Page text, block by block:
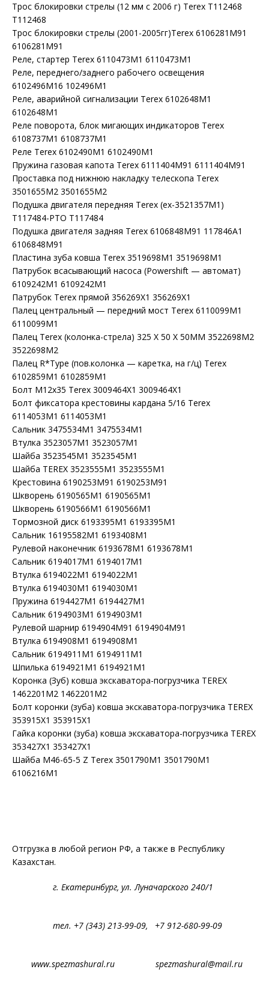
Трос блокировки стрелы (12 мм с 2006 г) Terex T112468
T112468
Трос блокировки стрелы (2001-2005гг)Terex 6106281M91
6106281M91
Реле, стартер Terex 6110473M1 6110473M1
Реле, переднего/заднего рабочего освещения
6102496M16 102496M1
Реле, аварийной сигнализации Terex 6102648M1
6102648M1
Реле поворота, блок мигающих индикаторов Terex
6108737M1 6108737M1
Реле Terex 6102490M1 6102490M1
Пружина газовая капота Terex 6111404M91 6111404M91
Проставка под нижнюю накладку телескопа Terex
3501655M2 3501655M2
Подушка двигателя передняя Terex (ex-3521357M1)
T117484-PTO T117484
Подушка двигателя задняя Terex 6106848M91 117846A1
6106848M91
Пластина зуба ковша Terex 3519698M1 3519698M1
Патрубок всасывающий насоса (Powershift — автомат)
6109242M1 6109242M1
Патрубок Terex прямой 356269X1 356269X1
Палец центральный — передний мост Terex 6110099M1
6110099M1
Палец Terex (колонка-стрела) 325 X 50 X 50MM 3522698M2
3522698M2
Палец R*Type (пов.колонка — каретка, на г/ц) Terex
6102859M1 6102859M1
Болт M12x35 Terex 3009464X1 3009464X1
Болт фиксатора крестовины кардана 5/16 Terex
6114053M1 6114053M1
Сальник 3475534M1 3475534M1
Втулка 3523057M1 3523057M1
Шайба 3523545M1 3523545M1
Шайба TEREX 3523555M1 3523555M1
Крестовина 6190253M91 6190253M91
Шкворень 6190565M1 6190565M1
Шкворень 6190566M1 6190566M1
Тормозной диск 6193395M1 6193395M1
Сальник 16195582M1 6193408M1
Рулевой наконечник 6193678M1 6193678M1
Сальник 6194017M1 6194017M1
Втулка 6194022M1 6194022M1
Втулка 6194030M1 6194030M1
Пружина 6194427M1 6194427M1
Сальник 6194903M1 6194903M1
Рулевой шарнир 6194904M91 6194904M91
Втулка 6194908M1 6194908M1
Сальник 6194911M1 6194911M1
Шпилька 6194921M1 6194921M1
Коронка (Зуб) ковша экскаватора-погрузчика TEREX
1462201M2 1462201M2
Болт коронки (зуба) ковша экскаватора-погрузчика TEREX
353915X1 353915X1
Гайка коронки (зуба) ковша экскаватора-погрузчика TEREX
353427X1 353427X1
Шайба M46-65-5 Z Terex 3501790M1 3501790M1
6106216M1
Отгрузка в любой регион РФ, а также в Республику
Казахстан.
г. Екатеринбург, ул. Луначарского 240/1
тел. +7 (343) 213-99-09, +7 912-680-99-09
www.spezmashural.ru spezmashural@mail.ru